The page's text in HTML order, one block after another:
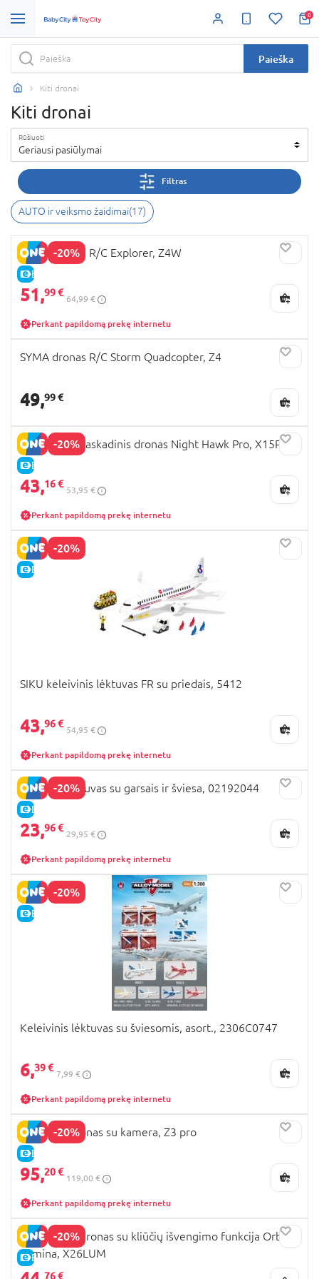
0
Paieška
Kiti dronai
Kiti dronai
Rūšiuoti
Geriausi pasiūlymai
Filtras
AUTO ir veiksmo žaidimai(17)
-20%
E-KAINA
SYMA dronas R/C Explorer, Z4W
51,99 €
64,99 €
Perkant papildomą prekę internetu
SYMA dronas R/C Storm Quadcopter, Z4
49,99 €
-20%
E-KAINA
REVOLT RC kaskadinis dronas Night Hawk Pro, X15PRO
43,16 €
53,95 €
Perkant papildomą prekę internetu
-20%
E-KAINA
SIKU keleivinis lėktuvas FR su priedais, 5412
43,96 €
54,95 €
Perkant papildomą prekę internetu
-20%
E-KAINA
WOODY lėktuvas su garsais ir šviesa, 02192044
23,96 €
29,95 €
Perkant papildomą prekę internetu
-20%
E-KAINA
Keleivinis lėktuvas su šviesomis, asort., 2306C0747
6,39 €
7,99 €
Perkant papildomą prekę internetu
-20%
E-KAINA
SYMA RC dronas su kamera, Z3 pro
95,20 €
119,00 €
Perkant papildomą prekę internetu
-20%
E-KAINA
REVOLT RC dronas su kliūčių išvengimo funkcija Orbitz
Lumina, X26LUM
76 €